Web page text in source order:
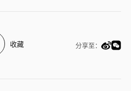
收藏 分享至：